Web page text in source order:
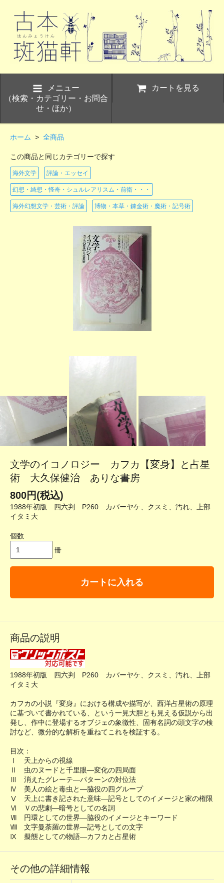
メニュー
（検索・カテゴリー・お問合
せ・ほか）
カートを見る
ホーム > 全商品
この商品と同じカテゴリーで探す
海外文学 評論・エッセイ
幻想・綺想・怪奇・シュルレアリスム・前衛・・・
海外幻想文学・芸術・評論 博物・本草・錬金術・魔術・記号術
文学のイコノロジー カフカ【変身】と占星
術 大久保健治 ありな書房
800円(税込)
1988年初版 四六判 P260 カバーヤケ、クスミ、汚れ、上部
イタミ大
個数
冊
カートに入れる
商品の説明
1988年初版 四六判 P260 カバーヤケ、クスミ、汚れ、上部
イタミ大
カフカの小説『変身』における構成や描写が、西洋占星術の原理
に基づいて書かれている、という一見大胆とも見える仮説から出
発し、作中に登場するオブジェの象徴性、固有名詞の頭文字の検
討など、微分的な解析を重ねてこれを検証する。
目次：
Ⅰ 天上からの視線
Ⅱ 虫のヌードと千里眼―変化の四局面
Ⅲ 消えたグレーテ―パターンの対位法
Ⅳ 美人の絵と毒虫と―脇役の四グループ
Ⅴ 天上に書き記された意味―記号としてのイメージと家の権限
Ⅵ Ｖの悲劇―暗号としての名詞
Ⅶ 円環としての世界―脇役のイメージとキーワード
Ⅷ 文字曼荼羅の世界―記号としての文字
Ⅸ 擬態としての物語―カフカと占星術
その他の詳細情報